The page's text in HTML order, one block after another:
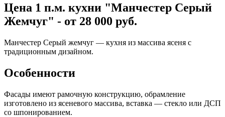
Цена 1 п.м. кухни "Манчестер Серый
Жемчуг" - от 28 000 руб.
Манчестер Серый жемчуг — кухня из массива ясеня с
традиционным дизайном.
Особенности
Фасады имеют рамочную конструкцию, обрамление
изготовлено из ясеневого массива, вставка — стекло или ДСП
со шпонированием.